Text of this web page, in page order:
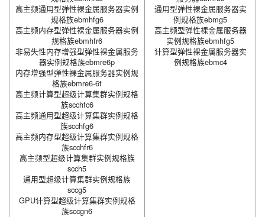
高主频通用型弹性裸金属服务器实例
规格族ebmhfg6
高主频内存型弹性裸金属服务器实例
规格族ebmhfr6
非易失性内存增强型弹性裸金属服务
器实例规格族ebmre6p
内存增强型弹性裸金属服务器实例规
格族ebmre6-6t
高主频计算型超级计算集群实例规格
族scchfc6
高主频通用型超级计算集群实例规格
族scchfg6
高主频内存型超级计算集群实例规格
族scchfr6
高主频型超级计算集群实例规格族
scch5
通用型超级计算集群实例规格族
sccg5
GPU计算型超级计算集群实例规格
族sccgn6
通用型弹性裸金属服务器实
例规格族ebmg5
高主频型弹性裸金属服务器
实例规格族ebmhfg5
计算型弹性裸金属服务器实
例规格族ebmc4